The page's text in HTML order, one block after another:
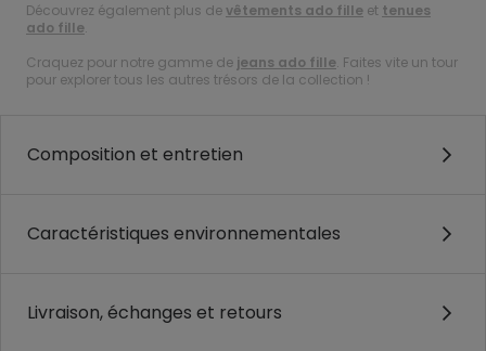
Découvrez également plus devêtements ado fille et tenues
ado fille.
Craquez pour notre gamme de jeans ado fille. Faites vite un tour
pour explorer tous les autres trésors de la collection !
Composition et entretien
Caractéristiques environnementales
Livraison, échanges et retours